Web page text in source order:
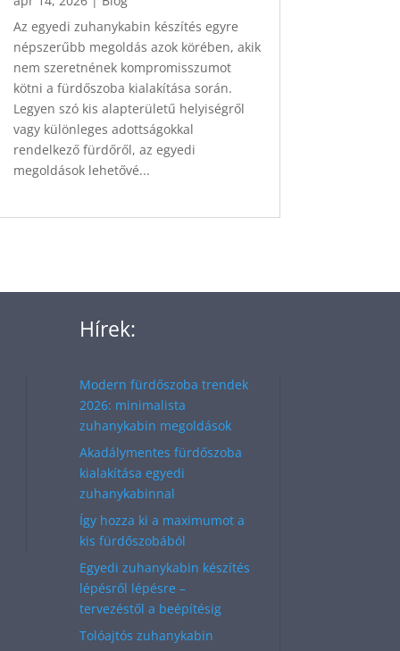
Az egyedi zuhanykabin készítés egyre
népszerűbb megoldás azok körében, akik
nem szeretnének kompromisszumot
kötni a fürdőszoba kialakítása során.
Legyen szó kis alapterületű helyiségről
vagy különleges adottságokkal
rendelkező fürdőről, az egyedi
megoldások lehetővé...
Hírek:
Modern fürdőszoba trendek
2026: minimalista
zuhanykabin megoldások
Akadálymentes fürdőszoba
kialakítása egyedi
zuhanykabinnal
Így hozza ki a maximumot a
kis fürdőszobából
Egyedi zuhanykabin készítés
lépésről lépésre –
tervezéstől a beépítésig
Tolóajtós zuhanykabin